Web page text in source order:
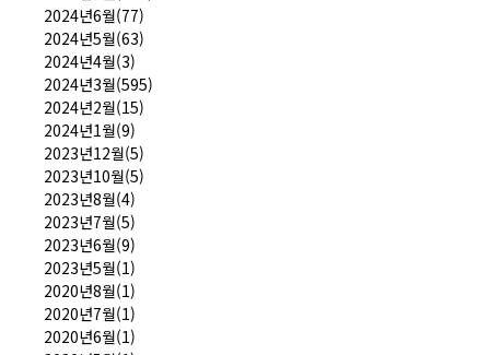
2024년6월(77)
2024년5월(63)
2024년4월(3)
2024년3월(595)
2024년2월(15)
2024년1월(9)
2023년12월(5)
2023년10월(5)
2023년8월(4)
2023년7월(5)
2023년6월(9)
2023년5월(1)
2020년8월(1)
2020년7월(1)
2020년6월(1)